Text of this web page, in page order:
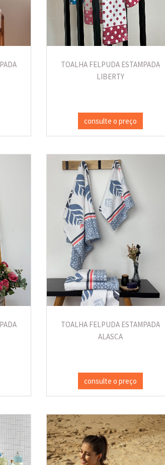
TOALHA FELPUDA ESTAMPADA
LIBERTY
consulte o preço
TOALHA FELPUDA ESTAMPADA
ALASCA
consulte o preço